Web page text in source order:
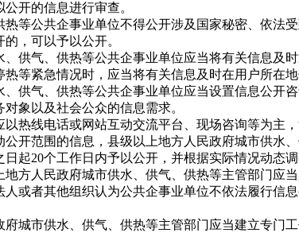
开的信息进行审查。
公共企事业单位不得公开涉及国家秘密、依法
，可以予以公开。
气、供热等公共企事业单位应当将有关信息及时
紧急情况时，应当将有关信息及时在用户所在地
气、供热等公共企事业单位应当设置信息公开咨
象以及社会公众的信息需求。
线电话或网站互动交流平台、现场咨询等为主，
范围的信息，县级以上地方人民政府城市供水、
日起20个工作日内予以公开，并根据实际情况动
人民政府城市供水、供气、供热等主管部门应当
者其他组织认为公共企事业单位不依法履行信息
市供水、供气、供热等主管部门应当建立专门工